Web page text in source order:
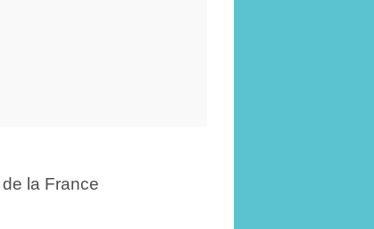
la France